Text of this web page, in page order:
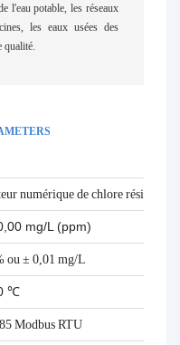
l'eau potable, les réseaux
les eaux usées des
qualité.
numérique de chlore résiduel
mg/L (ppm)
ou ± 0,01 mg/L
℃
Modbus RTU